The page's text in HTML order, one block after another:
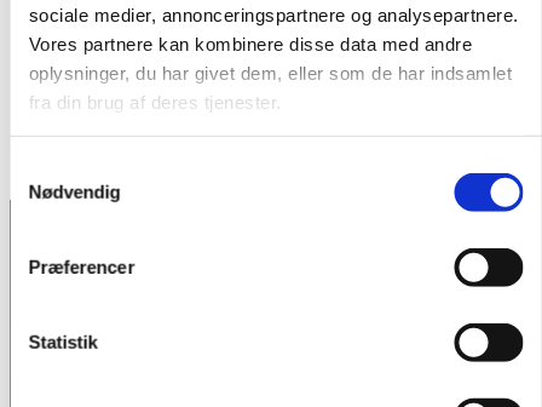
sociale medier, annonceringspartnere og analysepartnere.
Vores partnere kan kombinere disse data med andre
oplysninger, du har givet dem, eller som de har indsamlet
fra din brug af deres tjenester.
Nødvendig
Præferencer
Statistik
Sumner 2200 serie